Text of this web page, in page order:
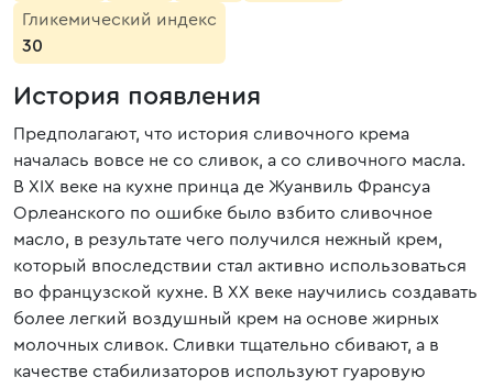
Гликемический индекс
30
История появления
Предполагают, что история сливочного крема
началась вовсе не со сливок, а со сливочного масла.
В XIX веке на кухне принца де Жуанвиль Франсуа
Орлеанского по ошибке было взбито сливочное
масло, в результате чего получился нежный крем,
который впоследствии стал активно использоваться
во французской кухне. В XX веке научились создавать
более легкий воздушный крем на основе жирных
молочных сливок. Сливки тщательно сбивают, а в
качестве стабилизаторов используют гуаровую